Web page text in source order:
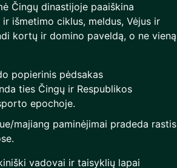
Čingų dinastijoje paaiškina
išmetimo ciklus, meldus, Vėjus ir
kortų ir domino paveldą, o ne vieną
popierinis pėdsakas
ties Čingų ir Respublikos
epochoje.
majiang paminėjimai pradeda rastis
vadovai ir taisyklių lapai